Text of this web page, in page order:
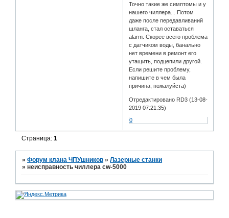
Точно такие же симптомы и у
нашего чиллера... Потом
даже после передавливаний
шланга, стал оставаться
alarm. Скорее всего проблема
с датчиком воды, банально
нет времени в ремонт его
утащить, подцепили другой.
Если решите проблему,
напишите в чем была
причина, пожалуйста)
Отредактировано RD3 (13-08-
2019 07:21:35)
0
Страница:1
»Форум клана ЧПУшников »Лазерные станки
»неисправность чиллера cw-5000